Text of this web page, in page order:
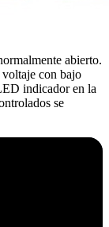
abierto.
con bajo
indicador en la
se